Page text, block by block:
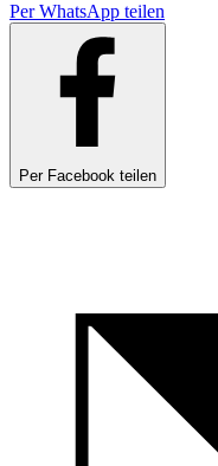
Per WhatsApp teilen
Per Facebook teilen